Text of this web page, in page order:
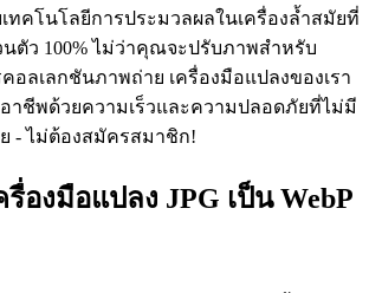
คโนโลยีการประมวลผลในเครื่องล้ำสมัยที่
ตัว 100% ไม่ว่าคุณจะปรับภาพสำหรับ
อลเลกชันภาพถ่าย เครื่องมือแปลงของเรา
าชีพด้วยความเร็วและความปลอดภัยที่ไม่มี
ย - ไม่ต้องสมัครสมาชิก!
องมือแปลง JPG เป็น WebP